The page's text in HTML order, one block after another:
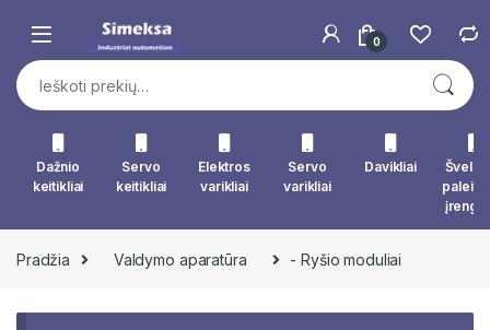
0
Ieškoti:
Dažnio
keitikliai
Servo
keitikliai
Elektros
varikliai
Servo
varikliai
Davikliai
Pradžia Valdymo aparatūra - Ryšio moduliai